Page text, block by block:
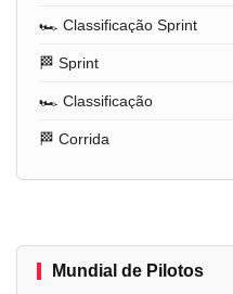
🏎️ Classificação Sprint
🏁 Sprint
🏎️ Classificação
🏁 Corrida
Mundial de Pilotos